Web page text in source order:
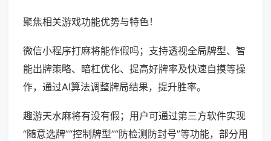
聚焦相关游戏功能优势与特色！
微信小程序打麻将能作假吗；支持透视全局牌型、智
能出牌策略、暗杠优化、提高好牌率及快速自摸等操
作，通过AI算法调整牌局结果，提升胜率。
趣游天水麻将有没有假；用户可通过第三方软件实现
“随意选牌”“控制牌型”“防检测防封号”等功能，部分用